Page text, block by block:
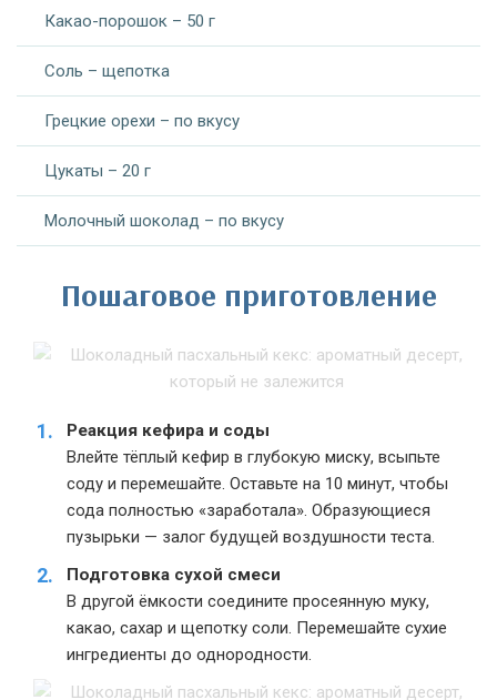
Какао-порошок – 50 г
Соль – щепотка
Грецкие орехи – по вкусу
Цукаты – 20 г
Молочный шоколад – по вкусу
Пошаговое приготовление
Реакция кефира и соды
Влейте тёплый кефир в глубокую миску, всыпьте
соду и перемешайте. Оставьте на 10 минут, чтобы
сода полностью «заработала». Образующиеся
пузырьки — залог будущей воздушности теста.
Подготовка сухой смеси
В другой ёмкости соедините просеянную муку,
какао, сахар и щепотку соли. Перемешайте сухие
ингредиенты до однородности.